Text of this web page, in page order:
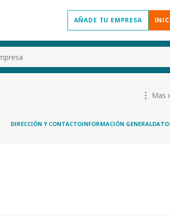
AÑADE TU EMPRESA
Mas
DIRECCIÓN Y CONTACTOINFORMACIÓN GENERAL